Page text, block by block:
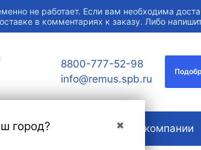
не работает. Если вам необходима
в комментариях к заказу. Либо
✖
город?
8800-777-52-98
info@remus.spb.ru
О компании